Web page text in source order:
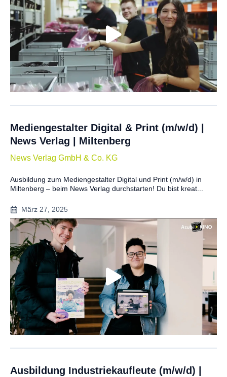
Mediengestalter Digital & Print (m/w/d) |
News Verlag | Miltenberg
News Verlag GmbH & Co. KG
Ausbildung zum Mediengestalter Digital und Print (m/w/d) in
Miltenberg – beim News Verlag durchstarten! Du bist kreat...
März 27, 2025
Ausbildung Industriekaufleute (m/w/d) |